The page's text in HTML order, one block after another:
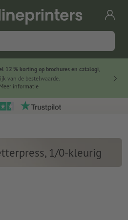
12 % korting op brochures en catalogi,
van de bestelwaarde.
Meer informatie
1/0-kleurig